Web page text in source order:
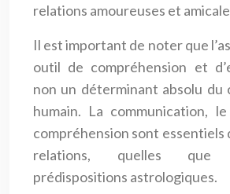
relations amoureuses et
Il est important de noter que
outil de compréhension et
non un déterminant absolu du
humain. La communication,
compréhension sont essentiels
relations, quelles
prédispositions astrologiques.